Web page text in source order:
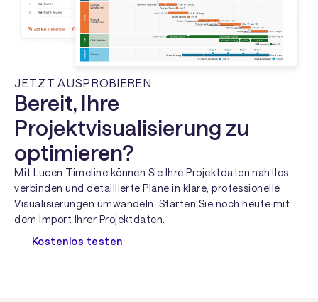
JETZT AUSPROBIEREN
Bereit, Ihre
Projektvisualisierung zu
optimieren?
Mit Lucen Timeline können Sie Ihre Projektdaten nahtlos
verbinden und detaillierte Pläne in klare, professionelle
Visualisierungen umwandeln. Starten Sie noch heute mit
dem Import Ihrer Projektdaten.
Kostenlos testen